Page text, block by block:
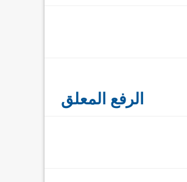
الرفع المعلق